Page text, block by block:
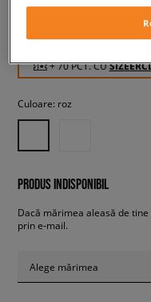
+ 70 PCT. CU
Culoare: roz
PRODUS INDISPONIBIL
Dacă mărimea aleasă de
prin e-mail.
Alege mărimea